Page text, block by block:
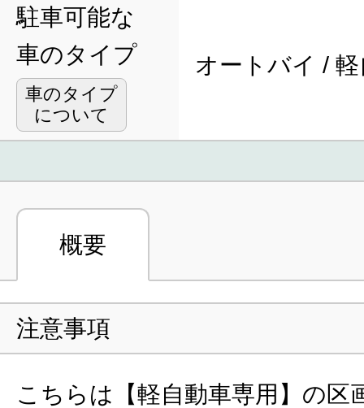
駐車可能な
車のタイプ
車のタイプ
について
オートバイ /
概要
注意事項
こちらは【軽自動車専用】の区